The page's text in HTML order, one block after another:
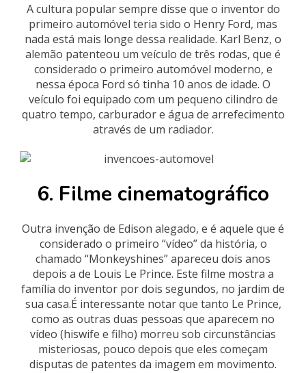
A cultura popular sempre disse que o inventor do
primeiro automóvel teria sido o Henry Ford, mas
nada está mais longe dessa realidade. Karl Benz, o
alemão patenteou um veículo de três rodas, que é
considerado o primeiro automóvel moderno, e
nessa época Ford só tinha 10 anos de idade. O
veículo foi equipado com um pequeno cilindro de
quatro tempo, carburador e água de arrefecimento
através de um radiador.
6. Filme cinematográfico
Outra invenção de Edison alegado, e é aquele que é
considerado o primeiro “vídeo” da história, o
chamado “Monkeyshines” apareceu dois anos
depois a de Louis Le Prince. Este filme mostra a
família do inventor por dois segundos, no jardim de
sua casa.É interessante notar que tanto Le Prince,
como as outras duas pessoas que aparecem no
vídeo (hiswife e filho) morreu sob circunstâncias
misteriosas, pouco depois que eles começam
disputas de patentes da imagem em movimento.